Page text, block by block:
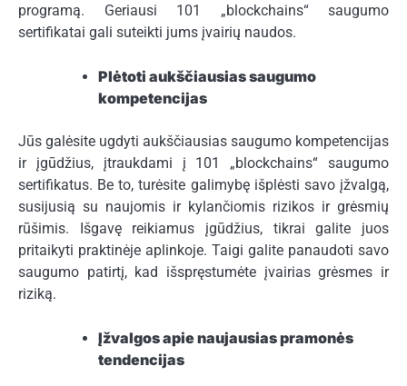
programą. Geriausi 101 „blockchains“ saugumo
sertifikatai gali suteikti jums įvairių naudos.
Plėtoti aukščiausias saugumo
kompetencijas
Jūs galėsite ugdyti aukščiausias saugumo kompetencijas
ir įgūdžius, įtraukdami į 101 „blockchains“ saugumo
sertifikatus. Be to, turėsite galimybę išplėsti savo įžvalgą,
susijusią su naujomis ir kylančiomis rizikos ir grėsmių
rūšimis. Išgavę reikiamus įgūdžius, tikrai galite juos
pritaikyti praktinėje aplinkoje. Taigi galite panaudoti savo
saugumo patirtį, kad išspręstumėte įvairias grėsmes ir
riziką.
Įžvalgos apie naujausias pramonės
tendencijas